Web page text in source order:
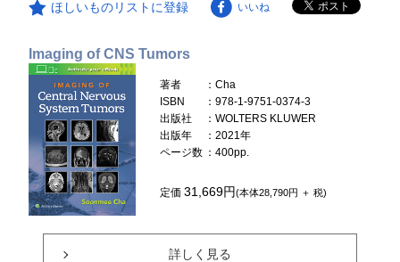
ほしいものリストに登録 いいね
Imaging of CNS Tumors
著者
：Cha
ISBN
：978-1-9751-0374-3
出版社
：WOLTERS KLUWER
出版年
：2021年
ページ数 ：400pp.
定価31,669円(本体28,790円 ＋ 税)
詳しく見る